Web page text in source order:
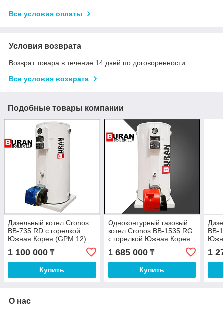
Все условия оплаты
Условия возврата
Возврат товара в течение 14 дней по договоренности
Все условия возврата
Подобные товары компании
Дизельный котел Cronos
BB-735 RD с горелкой
Южная Корея (GPM 12)
1 100 000 ₸
Купить
Одноконтурный газовый
котел Cronos BB-1535 RG
с горелкой Южная Корея
(MAXI 20 GAS)
1 685 000₸
Купить
BB-
1
О нас